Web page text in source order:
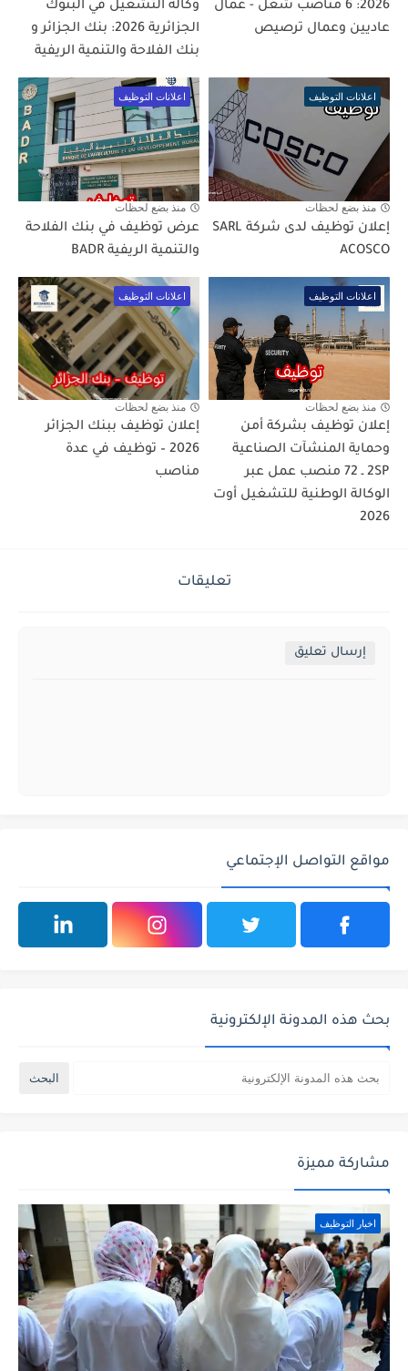
2026: 6 مناصب شغل - عمال
عاديين وعمال ترصيص
وكالة التشغيل في البنوك
الجزائرية 2026: بنك الجزائر و
بنك الفلاحة والتنمية الريفية
اعلانات التوظيف
منذ بضع لحظات
إعلان توظيف لدى شركة SARL
ACOSCO
اعلانات التوظيف
منذ بضع لحظات
عرض توظيف في بنك الفلاحة
والتنمية الريفية BADR
اعلانات التوظيف
منذ بضع لحظات
إعلان توظيف بشركة أمن
وحماية المنشآت الصناعية
2SP ـ 72 منصب عمل عبر
الوكالة الوطنية للتشغيل أوت
2026
اعلانات التوظيف
منذ بضع لحظات
إعلان توظيف ببنك الجزائر
2026 – توظيف في عدة
مناصب
تعليقات
إرسال تعليق
مواقع التواصل الإجتماعي
بحث هذه المدونة الإلكترونية
مشاركة مميزة
اخبار التوظيف